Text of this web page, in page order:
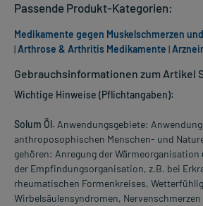
Gebrauchsinformationen zum Artikel
Wichtige Hinweise (Pflichtangaben):
Solum Öl. Anwendungsgebiete:
anthroposophischen Menschen- und
gehören: Anregung der
der Empfindungsorganisation, z.B. bei
rheumatischen Formenkreises,
Wirbelsäulensyndromen, Nervenschmerzen
Passende Produkt-Kategorien:
Medikamente gegen Muskelschmerzen
|Arthrose & Arthritis Medikamente |